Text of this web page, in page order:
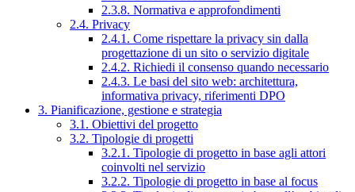
2.3.8. Normativa e approfondimenti
2.4. Privacy
2.4.1. Come rispettare la privacy sin dalla
progettazione di un sito o servizio digitale
2.4.2. Richiedi il consenso quando necessario
2.4.3. Le basi del sito web: architettura,
informativa privacy, riferimenti DPO
3. Pianificazione, gestione e strategia
3.1. Obiettivi del progetto
3.2. Tipologie di progetti
3.2.1. Tipologie di progetto in base agli attori
coinvolti nel servizio
3.2.2. Tipologie di progetto in base al focus